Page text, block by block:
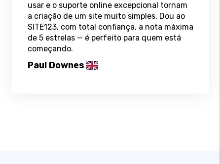
usar e o suporte online excepcional tornam
a criação de um site muito simples. Dou ao
SITE123, com total confiança, a nota máxima
de 5 estrelas — é perfeito para quem está
começando.
Paul Downes